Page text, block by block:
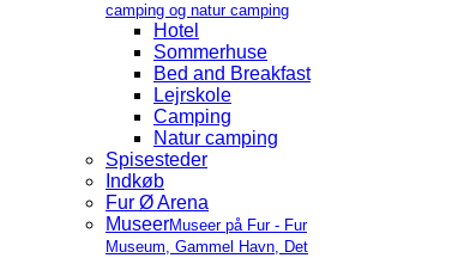
camping og natur camping
Hotel
Sommerhuse
Bed and Breakfast
Lejrskole
Camping
Natur camping
Spisesteder
Indkøb
Fur Ø Arena
MuseerMuseer på Fur - Fur
Museum, Gammel Havn, Det